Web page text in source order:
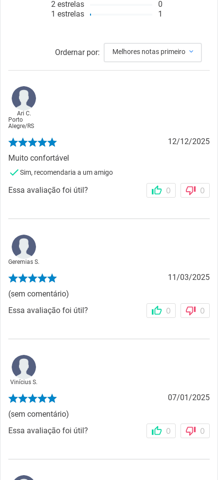
2 estrelas
1 estrelas
0
1
Ordernar por: Melhores notas primeiro
Ari C.
Porto
Alegre/RS
12/12/2025
Muito confortável
Sim, recomendaria a um amigo
Essa avaliação foi útil? 0 0
Geremias S.
11/03/2025
(sem comentário)
Essa avaliação foi útil?
0 0
Vinícius S.
07/01/2025
(sem comentário)
Essa avaliação foi útil?
0 0